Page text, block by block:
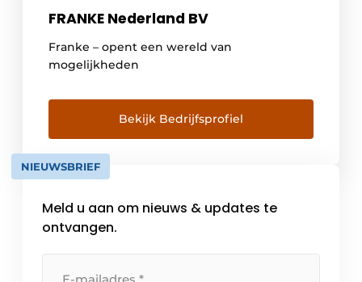
FRANKE Nederland BV
Franke – opent een wereld van
mogelijkheden
Bekijk Bedrijfsprofiel
NIEUWSBRIEF
Meld u aan om nieuws & updates te
ontvangen.